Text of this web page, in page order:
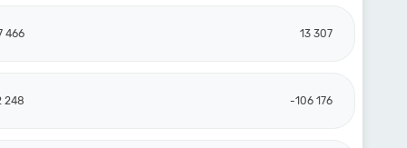
466 13 307
248 -106 176